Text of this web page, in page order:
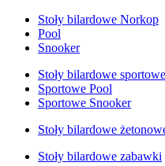
Stoły bilardowe Norkop
Pool
Snooker
Stoły bilardowe sportowe
Sportowe Pool
Sportowe Snooker
Stoły bilardowe
Stoły bilardowe zabawki